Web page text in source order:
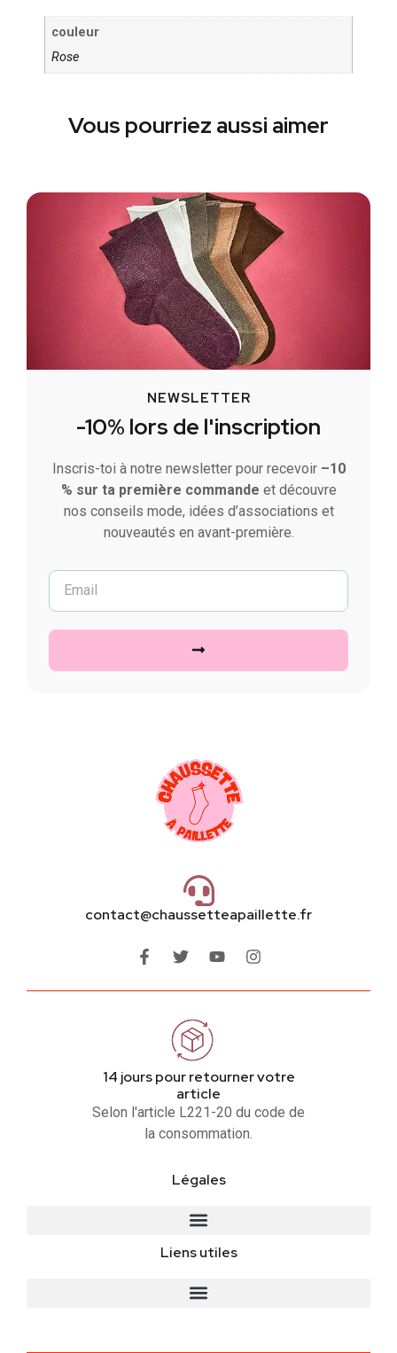
couleur
Rose
Vous pourriez aussi aimer
NEWSLETTER
-10% lors de l'inscription
Inscris-toi à notre newsletter pour recevoir –10
% sur ta première commande et découvre
nos conseils mode, idées d’associations et
nouveautés en avant-première.
contact@chaussetteapaillette.fr
14 jours pour retourner votre
article
Selon l'article L221-20 du code de
la consommation.
Légales
Liens utiles